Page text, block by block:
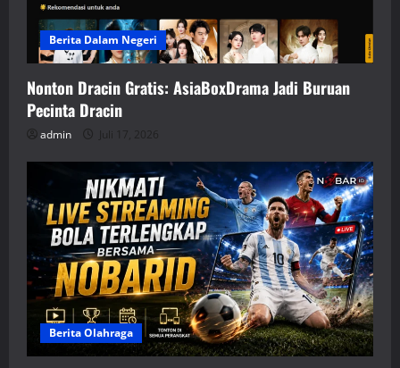
Berita Dalam Negeri
Nonton Dracin Gratis: AsiaBoxDrama Jadi Buruan
Pecinta Dracin
admin Juli 17, 2026
Berita Olahraga